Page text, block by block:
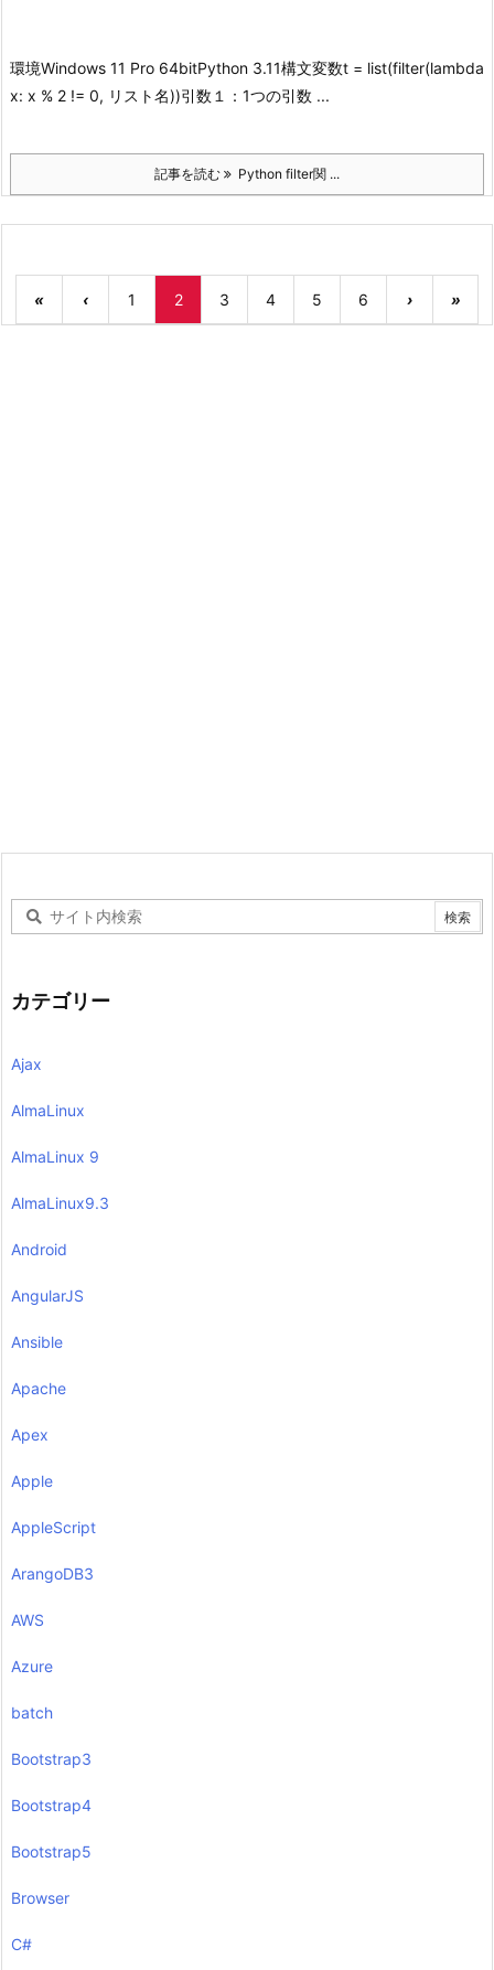
環境Windows 11 Pro 64bitPython 3.11構文変数t = list(filter(lambda
x: x % 2 != 0, リスト名))引数１：1つの引数 ...
記事を読む Python filter関 ...
« ‹ 1 2 3 4 5 6 › »
カテゴリー
Ajax
AlmaLinux
AlmaLinux 9
AlmaLinux9.3
Android
AngularJS
Ansible
Apache
Apex
Apple
AppleScript
ArangoDB3
AWS
Azure
batch
Bootstrap3
Bootstrap4
Bootstrap5
Browser
C#